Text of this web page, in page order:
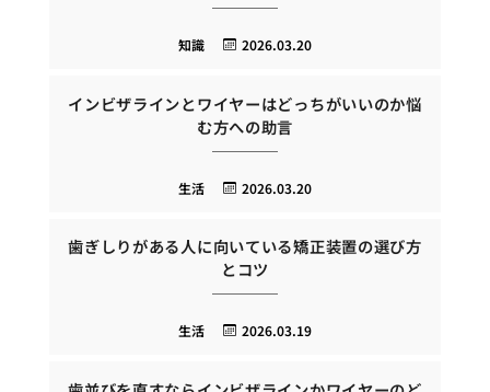
2026.03.20
知識
インビザラインとワイヤーはどっちがいいのか悩
む方への助言
2026.03.20
生活
歯ぎしりがある人に向いている矯正装置の選び方
とコツ
2026.03.19
生活